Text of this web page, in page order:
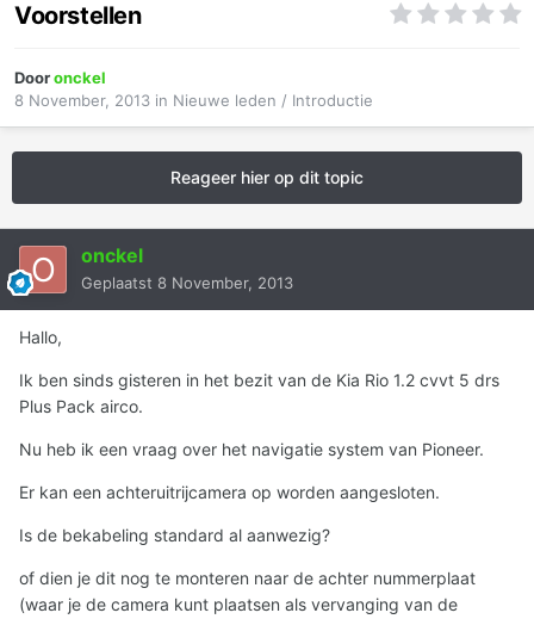
Voorstellen
Dooronckel
8 November, 2013 in Nieuwe leden / Introductie
Reageer hier op dit topic
onckel
Geplaatst 8 November, 2013
Hallo,
Ik ben sinds gisteren in het bezit van de Kia Rio 1.2 cvvt 5 drs
Plus Pack airco.
Nu heb ik een vraag over het navigatie system van Pioneer.
Er kan een achteruitrijcamera op worden aangesloten.
Is de bekabeling standard al aanwezig?
of dien je dit nog te monteren naar de achter nummerplaat
(waar je de camera kunt plaatsen als vervanging van de